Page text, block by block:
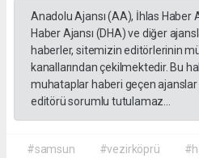
Anadolu Ajansı (AA), İhlas Haber
Haber Ajansı (DHA) ve diğer
haberler, sitemizin editörlerinin
kanallarından çekilmektedir. Bu
muhataplar haberi geçen
editörü sorumlu tutulamaz...
#samsun #vezirköprü